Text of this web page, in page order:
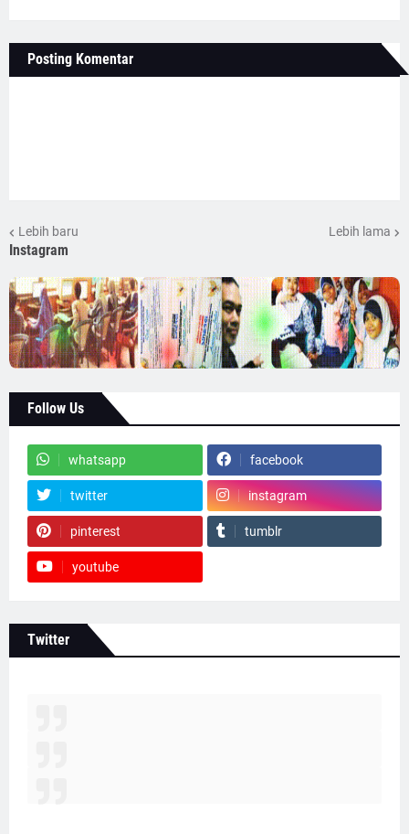
Posting Komentar
Lebih baru Lebih lama
Instagram
Follow Us
whatsapp facebook
twitter instagram
pinterest tumblr
youtube
Twitter